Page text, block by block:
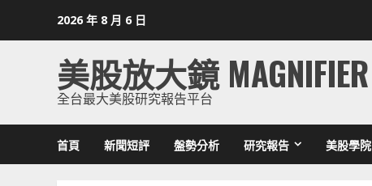
2026 年 8 月 6 日
美股放大鏡 MAGNIFIER
全台最大美股研究報告平台
首頁 新聞短評 盤勢分析 研究報告 美股學院